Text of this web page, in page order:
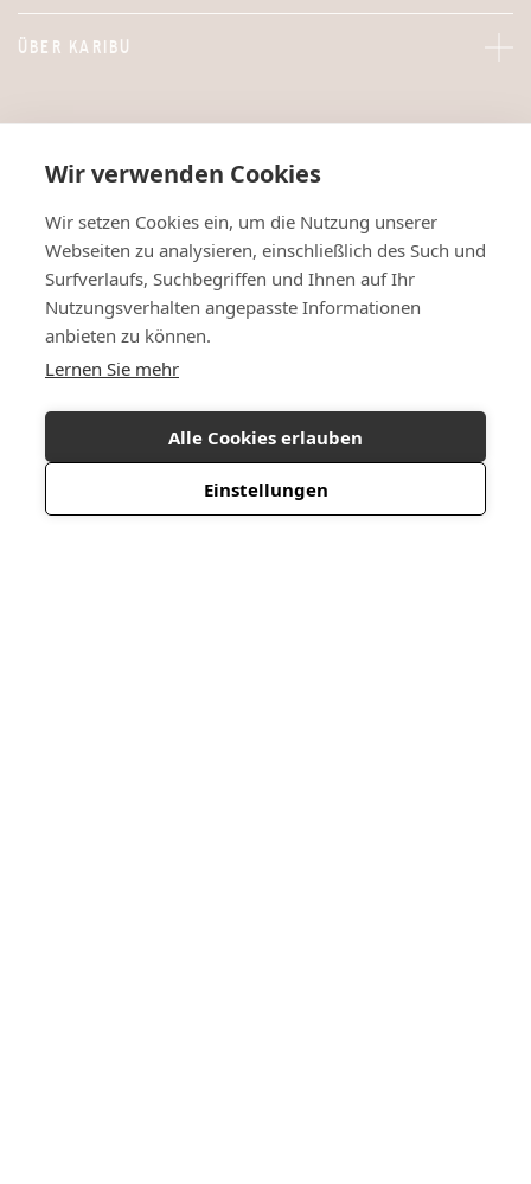
Wir verwenden Cookies
Wir setzen Cookies ein, um die Nutzung unserer
Webseiten zu analysieren, einschließlich des Such und
Surfverlaufs, Suchbegriffen und Ihnen auf Ihr
Nutzungsverhalten angepasste Informationen
anbieten zu können.
Lernen Sie mehr
Alle Cookies erlauben
Einstellungen
ÜBER KARIBU